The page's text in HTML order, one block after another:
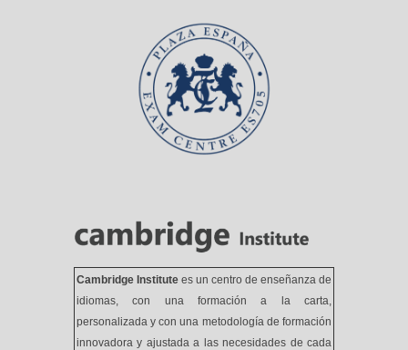
Cambridge Institutees un centro de enseñanza de
idiomas, con una formación a la carta,
personalizada y con una metodología de formación
innovadora y ajustada a las necesidades de cada